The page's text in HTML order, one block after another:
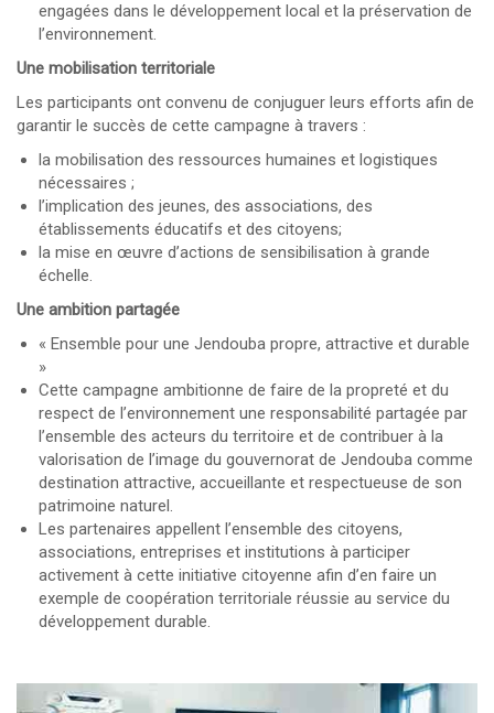
engagées dans le développement local et la préservation de
l’environnement.
Une mobilisation territoriale
Les participants ont convenu de conjuguer leurs efforts afin de
garantir le succès de cette campagne à travers :
la mobilisation des ressources humaines et logistiques
nécessaires ;
l’implication des jeunes, des associations, des
établissements éducatifs et des citoyens;
la mise en œuvre d’actions de sensibilisation à grande
échelle.
Une ambition partagée
« Ensemble pour une Jendouba propre, attractive et durable
»
Cette campagne ambitionne de faire de la propreté et du
respect de l’environnement une responsabilité partagée par
l’ensemble des acteurs du territoire et de contribuer à la
valorisation de l’image du gouvernorat de Jendouba comme
destination attractive, accueillante et respectueuse de son
patrimoine naturel.
Les partenaires appellent l’ensemble des citoyens,
associations, entreprises et institutions à participer
activement à cette initiative citoyenne afin d’en faire un
exemple de coopération territoriale réussie au service du
développement durable.